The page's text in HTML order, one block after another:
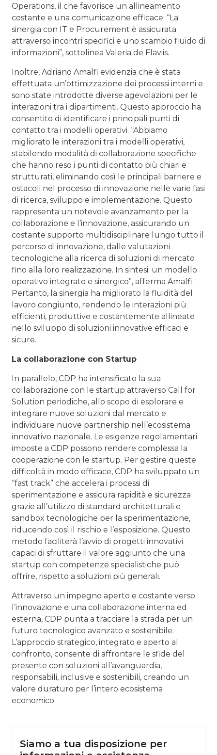
Operations, il che favorisce un allineamento
costante e una comunicazione efficace. “La
sinergia con IT e Procurement è assicurata
attraverso incontri specifici e uno scambio fluido di
informazioni”, sottolinea Valeria de Flaviis.
Inoltre, Adriano Amalfi evidenzia che è stata
effettuata un’ottimizzazione dei processi interni e
sono state introdotte diverse agevolazioni per le
interazioni tra i dipartimenti. Questo approccio ha
consentito di identificare i principali punti di
contatto tra i modelli operativi. “Abbiamo
migliorato le interazioni tra i modelli operativi,
stabilendo modalità di collaborazione specifiche
che hanno reso i punti di contatto più chiari e
strutturati, eliminando così le principali barriere e
ostacoli nel processo di innovazione nelle varie fasi
di ricerca, sviluppo e implementazione. Questo
rappresenta un notevole avanzamento per la
collaborazione e l’innovazione, assicurando un
costante supporto multidisciplinare lungo tutto il
percorso di innovazione, dalle valutazioni
tecnologiche alla ricerca di soluzioni di mercato
fino alla loro realizzazione. In sintesi: un modello
operativo integrato e sinergico”, afferma Amalfi.
Pertanto, la sinergia ha migliorato la fluidità del
lavoro congiunto, rendendo le interazioni più
efficienti, produttive e costantemente allineate
nello sviluppo di soluzioni innovative efficaci e
sicure.
La collaborazione con Startup
In parallelo, CDP ha intensificato la sua
collaborazione con le startup attraverso Call for
Solution periodiche, allo scopo di esplorare e
integrare nuove soluzioni dal mercato e
individuare nuove partnership nell’ecosistema
innovativo nazionale. Le esigenze regolamentari
imposte a CDP possono rendere complessa la
cooperazione con le startup. Per gestire queste
difficoltà in modo efficace, CDP ha sviluppato un
“fast track” che accelera i processi di
sperimentazione e assicura rapidità e sicurezza
grazie all’utilizzo di standard architetturali e
sandbox tecnologiche per la sperimentazione,
riducendo così il rischio e l’esposizione. Questo
metodo faciliterà l’avvio di progetti innovativi
capaci di sfruttare il valore aggiunto che una
startup con competenze specialistiche può
offrire, rispetto a soluzioni più generali.
Attraverso un impegno aperto e costante verso
l’innovazione e una collaborazione interna ed
esterna, CDP punta a tracciare la strada per un
futuro tecnologico avanzato e sostenibile.
L’approccio strategico, integrato e aperto al
confronto, consente di affrontare le sfide del
presente con soluzioni all’avanguardia,
responsabili, inclusive e sostenibili, creando un
valore duraturo per l’intero ecosistema
economico.
Siamo a tua disposizione per